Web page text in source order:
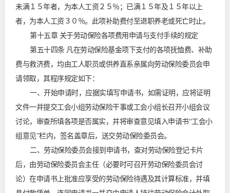
未满１５年者，为本人工资２５％；已满１５年及１５年以上
者，为本人工资３０％。此项补助费付至退职养老或死亡时止。
第十五章 关于劳动保险各项费用申请与支付手续的规定
第五十四条 凡在劳动保险基金项下支付的各项抚恤费、补助
费与救济费，均由工人职员或供养直系亲属向劳动保险委员会申
请领取，其程序规定如下：
一、开始申请时，应据实填写申请书，如需证明，应将证明
文件一并提交工会小组劳动保险干事或工会小组长召开小组会议
讨论，审查所填各项是否属实，并将审查意见填入申请书“工会小
组意见”栏内，签名盖章后，送交劳动保险委员会。
二、劳动保险委员会接到申请书，查对劳动保险登记卡片
后，由劳动保险委员会主任（必要时可召开劳动保险委员会讨
论）在申请书上批准应享受的劳动保险待遇及其计算标准，并填